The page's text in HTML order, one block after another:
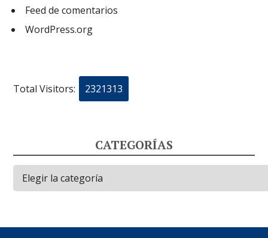
Feed de comentarios
WordPress.org
Total Visitors: 2321313
CATEGORÍAS
Categorías